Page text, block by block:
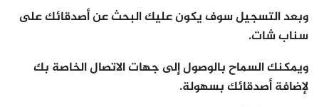
وبعد التسجيل سوف يكون عليك البحث عن أصدقائك على
سناب شات.
ويمكنك السماح بالوصول إلى جهات الاتصال الخاصة بك
لإضافة أصدقائك بسهولة.